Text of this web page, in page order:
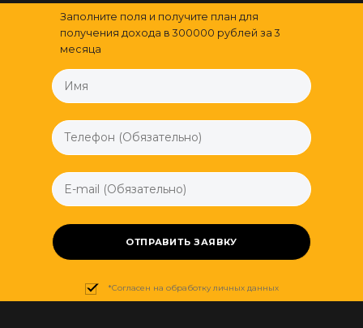
Заполните поля и получите план для
получения дохода в 300000 рублей за 3
месяца
ОТПРАВИТЬ ЗАЯВКУ
*Согласен на обработку личных данных